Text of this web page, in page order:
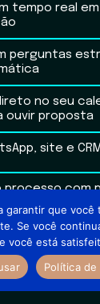
tempo real
perguntas
no seu
ouvir proposta
site e CRM
com
e melhora
foca
garantir que você
Se você
você está
Política